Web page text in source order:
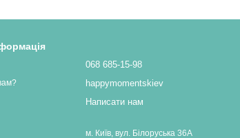
068 685-15-98
happymomentskiev
Написати нам
м. Київ, вул. Білоруська 36А